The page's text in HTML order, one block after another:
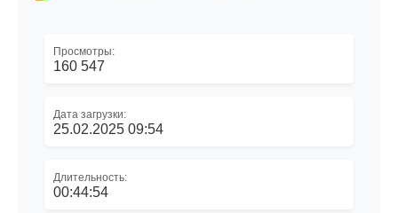
Просмотры:
160 547
Дата загрузки:
25.02.2025 09:54
Длительность:
00:44:54